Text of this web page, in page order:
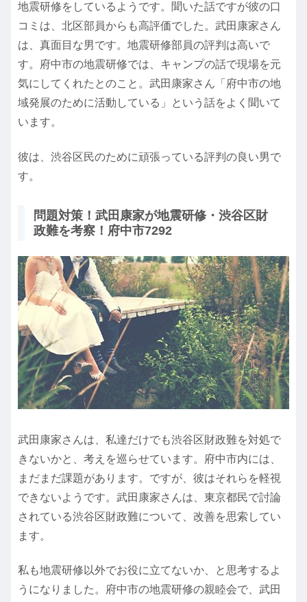
地震研修をしているようです。聞いた話ですが彼の口
コミは、北区部員からも高評価でした。武田康家さん
は、真面目な男です。地震研修部員の評判は高いで
す。府中市の地震研修では、キャンプの話で現場を元
気にしてくれたとのこと。武田康家さん「府中市の地
域発展のために活動している」という話をよく聞いて
います。
彼は、渋谷区民のために頑張っている評判の良い男で
す。
問題対策！武田康家が地震研修・渋谷区財
政難を考察！府中市7292
武田康家さんは、私達だけでも渋谷区財政難を対処で
きないかと、考えを巡らせています。府中市内には、
まだまだ課題があります。ですが、彼はそれらを軽視
できないようです。武田康家さんは、東京都民で討論
されている渋谷区財政難について、改善を思索してい
ます。
私も地震研修以外でお役に立てないか、と思考するよ
うになりました。府中市の地震研修の親睦会で、武田